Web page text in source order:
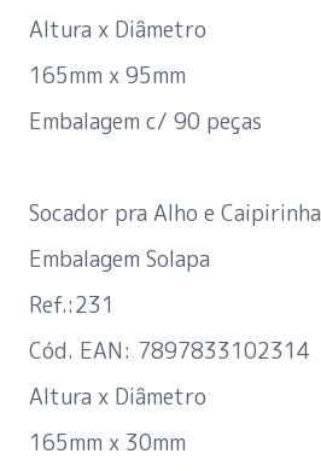
Altura x Diâmetro
165mm x 95mm
Embalagem c/ 90 peças
Socador pra Alho e Caipirinha
Embalagem Solapa
Ref.:231
Cód. EAN: 7897833102314
Altura x Diâmetro
165mm x 30mm